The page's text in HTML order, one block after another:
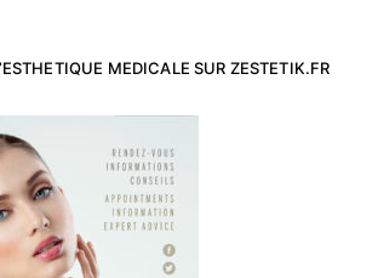
MEDICALE SUR ZESTETIK.FR